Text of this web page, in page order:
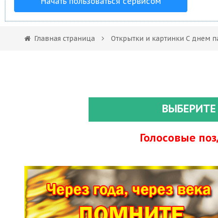
Главная страница Открытки и картинки С днем
Голосовые